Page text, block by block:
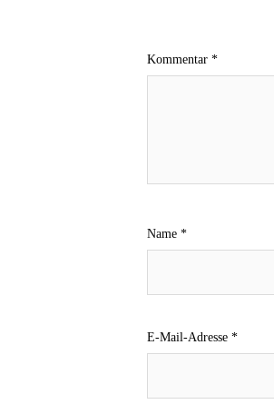
Kommentar *
Name *
E-Mail-Adresse *